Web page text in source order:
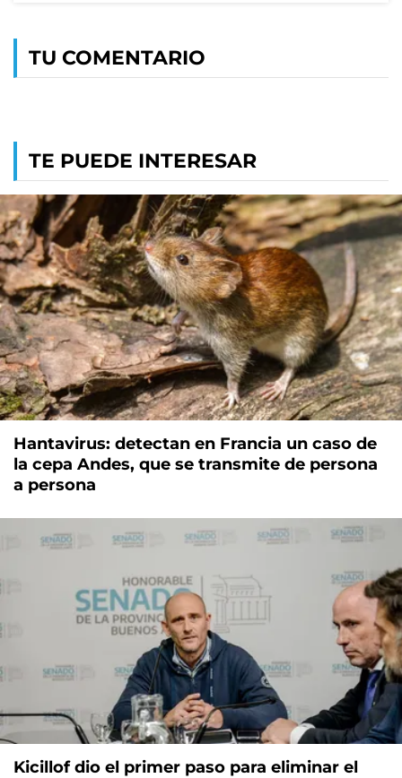
TU COMENTARIO
TE PUEDE INTERESAR
Hantavirus: detectan en Francia un caso de
la cepa Andes, que se transmite de persona
a persona
Kicillof dio el primer paso para eliminar el